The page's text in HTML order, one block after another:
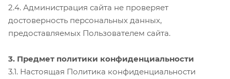
2.4. Администрация сайта не проверяет
достоверность персональных данных,
предоставляемых Пользователем сайта.
3. Предмет политики конфиденциальности
3.1. Настоящая Политика конфиденциальности